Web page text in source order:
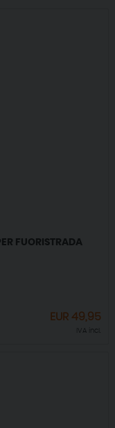
FUORISTRADA
EUR 49,95
IVA incl.